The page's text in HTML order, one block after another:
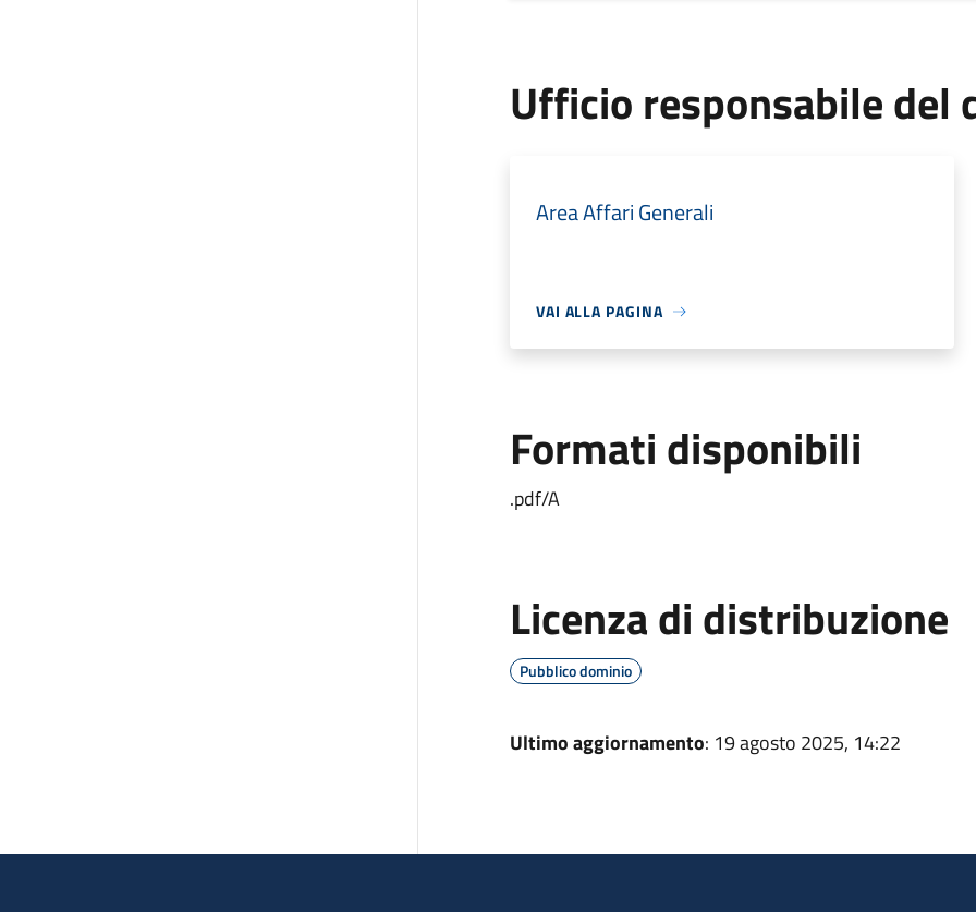
Ufficio responsabile del
Area Affari Generali
VAI ALLA PAGINA
Formati disponibili
.pdf/A
Licenza di distribuzione
Pubblico dominio
Ultimo aggiornamento: 19 agosto 2025, 14:22